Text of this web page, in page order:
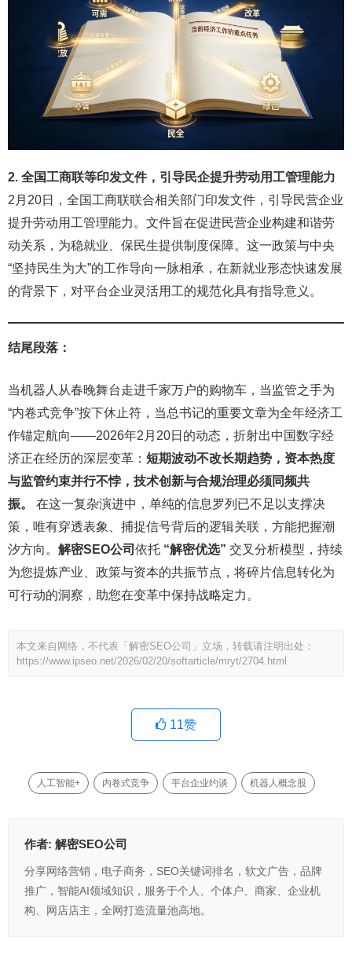
2. 全国工商联等印发文件，引导民企提升劳动用工管理能力
2月20日，全国工商联联合相关部门印发文件，引导民营企业
提升劳动用工管理能力。文件旨在促进民营企业构建和谐劳
动关系，为稳就业、保民生提供制度保障。这一政策与中央
“坚持民生为大”的工作导向一脉相承，在新就业形态快速发展
的背景下，对平台企业灵活用工的规范化具有指导意义。
结尾段落：
当机器人从春晚舞台走进千家万户的购物车，当监管之手为
“内卷式竞争”按下休止符，当总书记的重要文章为全年经济工
作锚定航向——2026年2月20日的动态，折射出中国数字经
济正在经历的深层变革： 短期波动不改长期趋势，资本热度
与监管约束并行不悖，技术创新与合规治理必须同频共
振。
在这一复杂演进中，单纯的信息罗列已不足以支撑决
策，唯有穿透表象、捕捉信号背后的逻辑关联，方能把握潮
汐方向。 解密SEO公司 依托 “解密优选” 交叉分析模型，持续
为您提炼产业、政策与资本的共振节点，将碎片信息转化为
可行动的洞察，助您在变革中保持战略定力。
本文来自网络，不代表「解密SEO公司」立场，转载请注明出处：
https://www.ipseo.net/2026/02/20/softarticle/mryt/2704.html
11赞
人工智能+ 内卷式竞争 平台企业约谈 机器人概念股
作者: 解密SEO公司
分享网络营销，电子商务，SEO关键词排名，软文广告，品牌
推广，智能AI领域知识，服务于个人、个体户、商家、企业机
构、网店店主，全网打造流量池高地。